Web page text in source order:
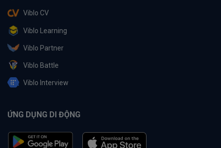
Viblo CV
Viblo Learning
Viblo Partner
Viblo Battle
Viblo Interview
ỨNG DỤNG DI ĐỘNG